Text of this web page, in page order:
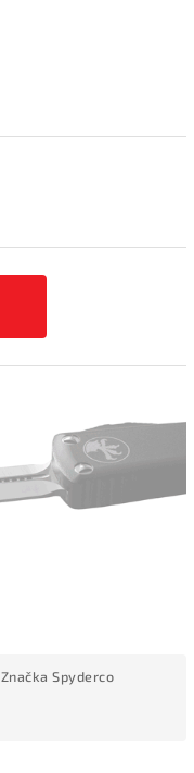
Značka Spyderco